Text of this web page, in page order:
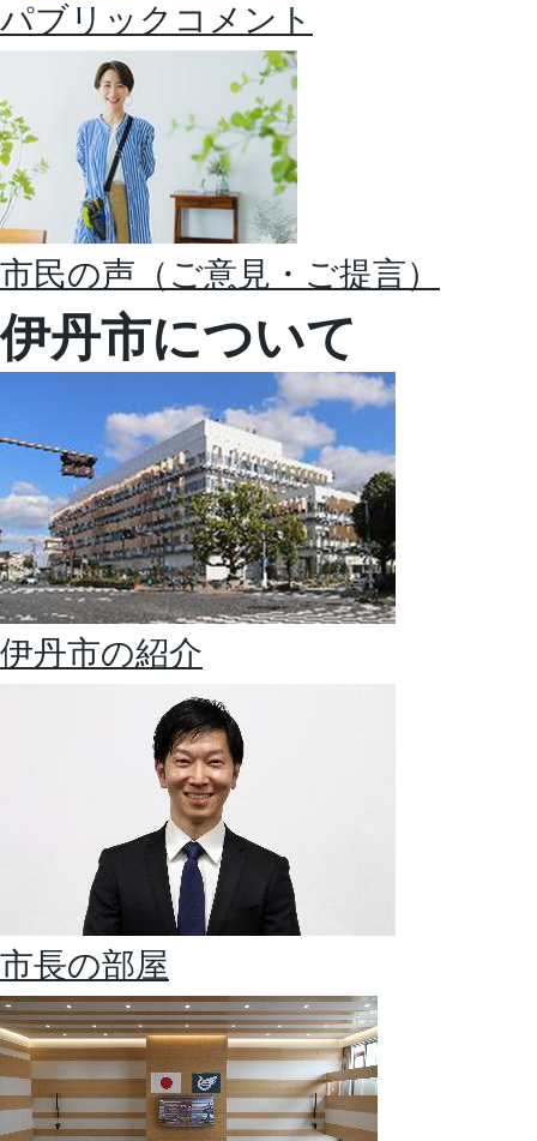
パブリックコメント
市民の声（ご意見・ご提言）
伊丹市について
伊丹市の紹介
市長の部屋